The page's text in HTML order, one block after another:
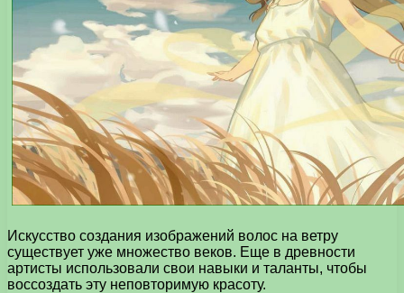
Искусство создания изображений волос на ветру
существует уже множество веков. Еще в древности
артисты использовали свои навыки и таланты, чтобы
воссоздать эту неповторимую красоту.